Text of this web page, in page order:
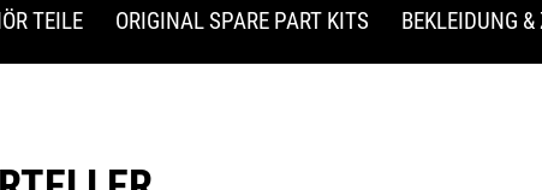
TEILE ORIGINAL SPARE PART KITS BEKLEIDUNG &